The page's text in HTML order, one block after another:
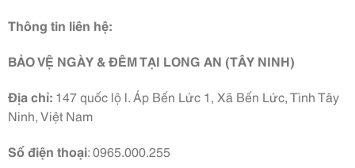
Thông tin liên hệ:
BẢO VỆ NGÀY & ĐÊM TẠI LONG AN (TÂY NINH)
Địa chỉ: 147 quốc lộ l. Áp Bến Lức 1, Xã Bến Lức, Tình Tây
Ninh, Việt Nam
Số điện thoại: 0965.000.255